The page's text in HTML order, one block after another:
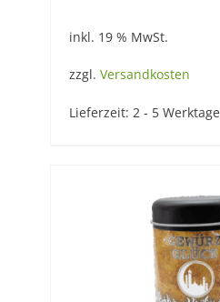
inkl. 19 % MwSt.
zzgl. Versandkosten
Lieferzeit: 2 - 5 Werktage